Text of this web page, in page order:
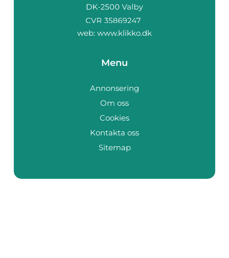
web: www.klikko.dk
Menu
Annonsering
Om oss
Cookies
Kontakta oss
Sitemap